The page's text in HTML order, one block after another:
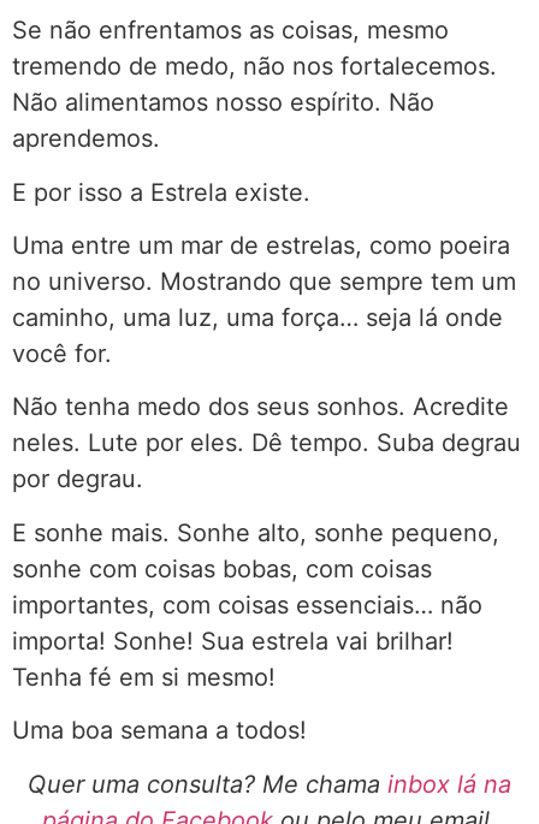
Se não enfrentamos as coisas, mesmo
tremendo de medo, não nos fortalecemos.
Não alimentamos nosso espírito. Não
aprendemos.
E por isso a Estrela existe.
Uma entre um mar de estrelas, como poeira
no universo. Mostrando que sempre tem um
caminho, uma luz, uma força… seja lá onde
você for.
Não tenha medo dos seus sonhos. Acredite
neles. Lute por eles. Dê tempo. Suba degrau
por degrau.
E sonhe mais. Sonhe alto, sonhe pequeno,
sonhe com coisas bobas, com coisas
importantes, com coisas essenciais… não
importa! Sonhe! Sua estrela vai brilhar!
Tenha fé em si mesmo!
Uma boa semana a todos!
Quer uma consulta? Me chama inbox lá na